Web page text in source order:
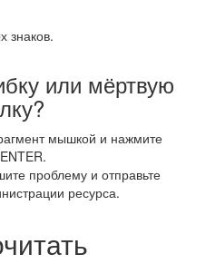
знаков.
или мёртвую
мышкой и нажмите
проблему и отправьте
ресурса.